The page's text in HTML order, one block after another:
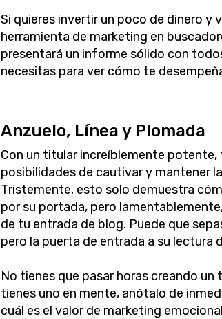
Si quieres invertir un poco de dinero y
herramienta de marketing en
presentará un informe sólido con
necesitas para ver cómo te
Anzuelo, Línea y Plomada
Con un titular increíblemente potente,
posibilidades de cautivar y mantener
Tristemente, esto solo demuestra
por su portada, pero
de tu entrada de blog. Puede que
pero la puerta de entrada a su lectura
No tienes que pasar horas creando
tienes uno en mente, anótalo de
cuál es el valor de marketing